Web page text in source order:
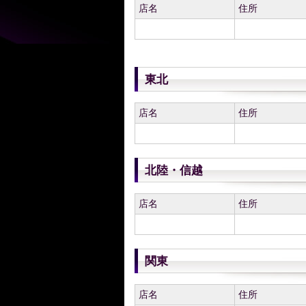
店名 住所
東北
店名 住所
北陸・信越
店名 住所
関東
店名 住所